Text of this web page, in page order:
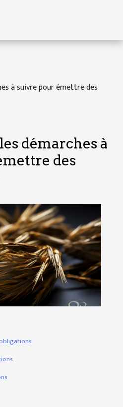
à suivre pour émettre des
démarches à
des